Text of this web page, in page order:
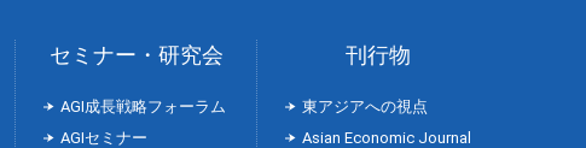
セミナー・研究会
AGI成長戦略フォーラム
AGIセミナー
刊行物
東アジアへの視点
Asian Economic Journal